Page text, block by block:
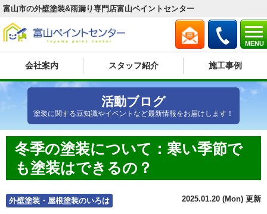
MENU
富山市の外壁塗装&雨漏り専門店富山ペイントセンター
会社案内 スタッフ紹介 施工事例
活動ブログ
塗装に関する豆知識やイベントなど最新情報をお届けします！
冬季の塗装について：寒い季節で
も塗装はできるの？
外壁塗装・屋根塗装のいろは 2025.01.20 (Mon) 更新